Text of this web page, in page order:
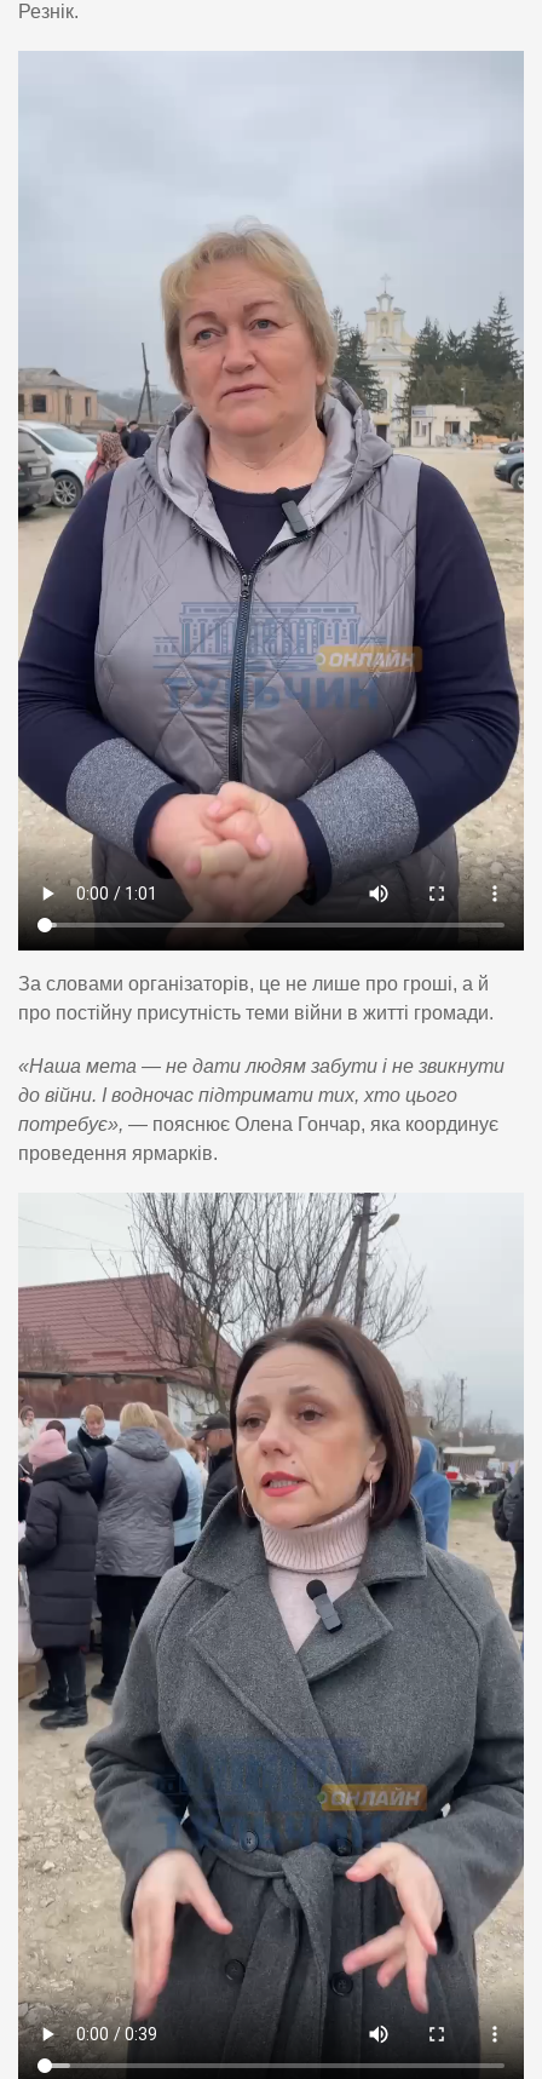
Резнік.
За словами організаторів, це не лише про гроші, а й
про постійну присутність теми війни в житті громади.
«Наша мета — не дати людям забути і не звикнути
до війни. І водночас підтримати тих, хто цього
потребує», — пояснює Олена Гончар, яка координує
проведення ярмарків.